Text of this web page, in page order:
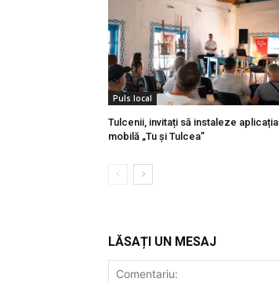
Puls local
Tulcenii, invitați să instaleze aplicația
mobilă „Tu și Tulcea”
LĂSAȚI UN MESAJ